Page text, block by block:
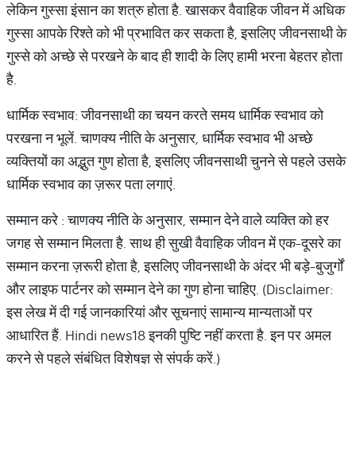
लेकिन गुस्सा इंसान का शत्रु होता है. खासकर वैवाहिक जीवन में अधिक
गुस्सा आपके रिश्ते को भी प्रभावित कर सकता है, इसलिए जीवनसाथी के
गुस्से को अच्छे से परखने के बाद ही शादी के लिए हामी भरना बेहतर होता
है.
धार्मिक स्वभाव: जीवनसाथी का चयन करते समय धार्मिक स्वभाव को
परखना न भूलें. चाणक्य नीति के अनुसार, धार्मिक स्वभाव भी अच्छे
व्यक्तियों का अद्भुत गुण होता है, इसलिए जीवनसाथी चुनने से पहले उसके
धार्मिक स्वभाव का ज़रूर पता लगाएं.
सम्मान करे : चाणक्य नीति के अनुसार, सम्मान देने वाले व्यक्ति को हर
जगह से सम्मान मिलता है. साथ ही सुखी वैवाहिक जीवन में एक-दूसरे का
सम्मान करना ज़रूरी होता है, इसलिए जीवनसाथी के अंदर भी बड़े-बुजुर्गों
और लाइफ पार्टनर को सम्मान देने का गुण होना चाहिए. (Disclaimer:
इस लेख में दी गई जानकारियां और सूचनाएं सामान्य मान्यताओं पर
आधारित हैं. Hindi news18 इनकी पुष्टि नहीं करता है. इन पर अमल
करने से पहले संबंधित विशेषज्ञ से संपर्क करें.)